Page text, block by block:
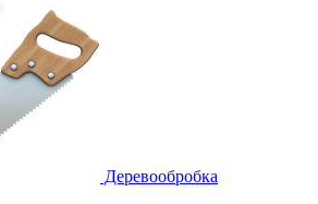
Деревообробка